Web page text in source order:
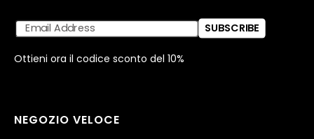
SUBSCRIBE
Ottieni ora il codice sconto del 10%
NEGOZIO VELOCE